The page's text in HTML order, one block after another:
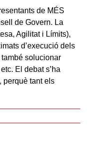
de MÉS
de Govern. La
Agilitat i Límits),
d’execució dels
també solucionar
El debat s’ha
perquè tant els